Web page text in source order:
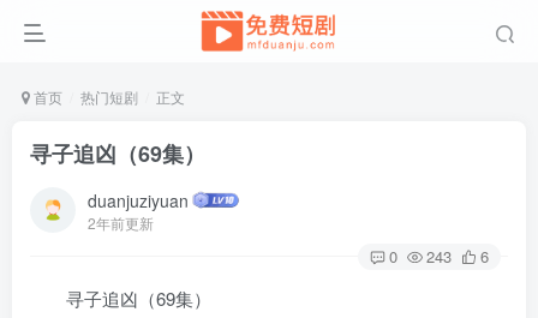
首页 热门短剧 正文
寻子追凶（69集）
duanjuziyuan
2年前更新
0 243 6
寻子追凶（69集）